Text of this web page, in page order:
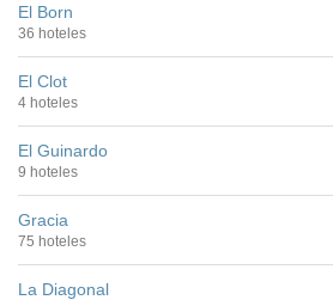
El Born
36 hoteles
El Clot
4 hoteles
El Guinardo
9 hoteles
Gracia
75 hoteles
La Diagonal